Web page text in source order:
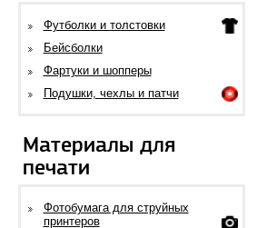
Футболки и толстовки
Бейсболки
Фартуки и шопперы
Подушки, чехлы и патчи
Материалы для
печати
Фотобумага для струйных
принтеров